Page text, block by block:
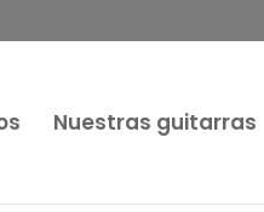
Nuestras guitarras